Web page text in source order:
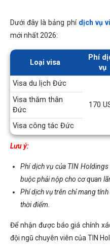
Dưới đây là bảng phí dịch vụ
mới nhất 2026:
Loại visa
Phí
vụ
Visa du lịch Đức
170
Visa thăm thân
Đức
Visa công tác Đức
Lưu ý:
Phí dịch vụ của TIN
buộc phải nộp cho cơ quan
Phí dịch vụ trên chỉ mang
thời điểm.
Để nhận được báo giá chính
đội ngũ chuyên viên của TIN